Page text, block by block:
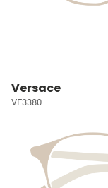
Versace
VE3380